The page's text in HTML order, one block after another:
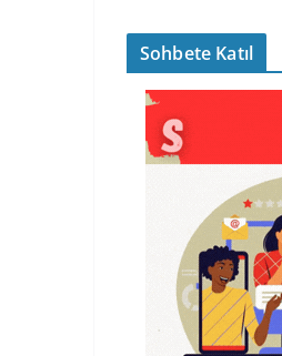
Sohbete Katıl